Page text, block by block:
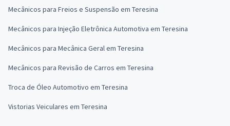
Mecânicos para Freios e Suspensão em Teresina
Mecânicos para Injeção Eletrônica Automotiva em Teresina
Mecânicos para Mecânica Geral em Teresina
Mecânicos para Revisão de Carros em Teresina
Troca de Óleo Automotivo em Teresina
Vistorias Veiculares em Teresina